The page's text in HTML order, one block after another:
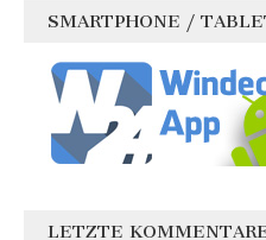
SMARTPHONE /
LETZTE